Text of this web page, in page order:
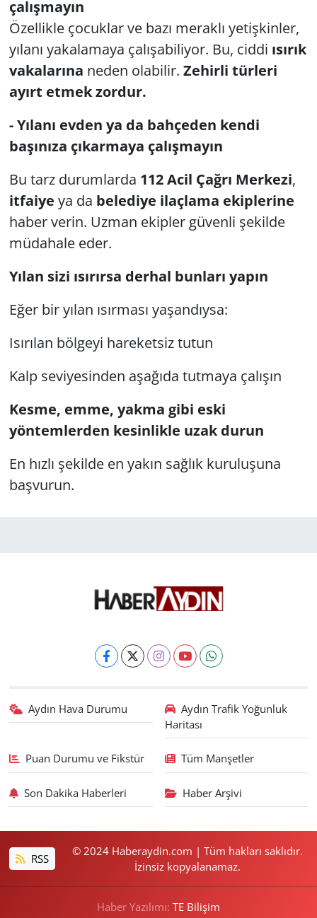
çalışmayın
Özellikle çocuklar ve bazı meraklı yetişkinler,
yılanı yakalamaya çalışabiliyor. Bu, ciddi ısırık
vakalarına neden olabilir. Zehirli türleri
ayırt etmek zordur.
- Yılanı evden ya da bahçeden kendi
başınıza çıkarmaya çalışmayın
Bu tarz durumlarda 112 Acil Çağrı Merkezi,
itfaiye ya da belediye ilaçlama ekiplerine
haber verin. Uzman ekipler güvenli şekilde
müdahale eder.
Yılan sizi ısırırsa derhal bunları yapın
Eğer bir yılan ısırması yaşandıysa:
Isırılan bölgeyi hareketsiz tutun
Kalp seviyesinden aşağıda tutmaya çalışın
Kesme, emme, yakma gibi eski
yöntemlerden kesinlikle uzak durun
En hızlı şekilde en yakın sağlık kuruluşuna
başvurun.
Aydın Hava Durumu
Aydın Trafik Yoğunluk
Haritası
Puan Durumu ve Fikstür Tüm Manşetler
Son Dakika Haberleri Haber Arşivi
RSS
© 2024 Haberaydin.com | Tüm hakları saklıdır.
İzinsiz kopyalanamaz.
Haber Yazılımı: TE Bilişim